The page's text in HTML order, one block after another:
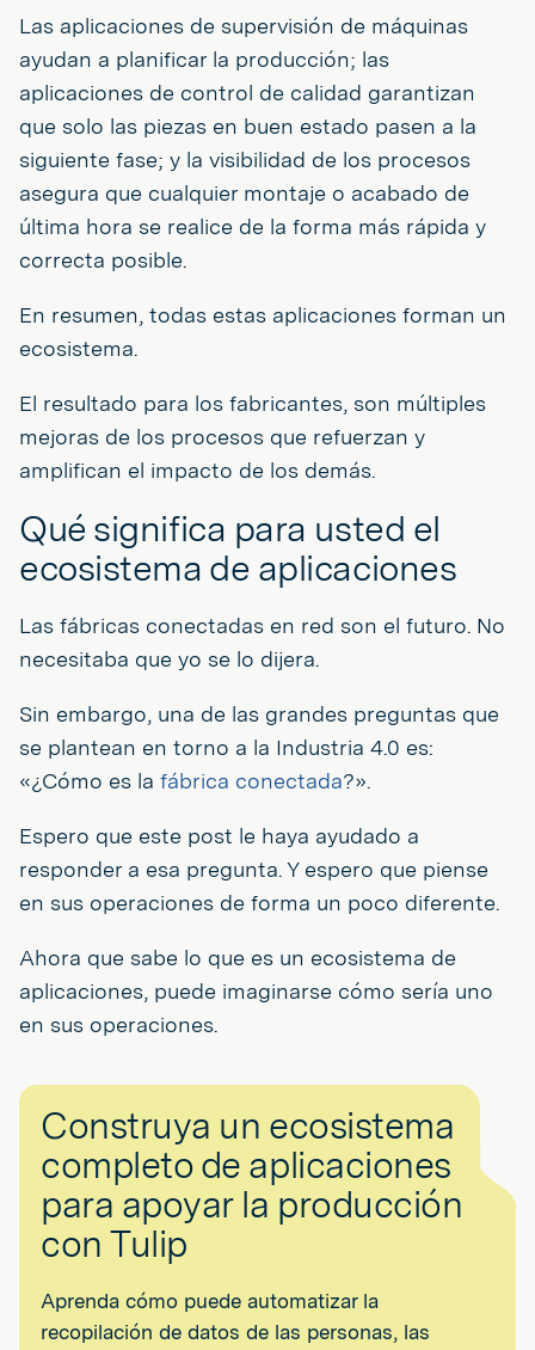
Las aplicaciones de supervisión de máquinas
ayudan a planificar la producción; las
aplicaciones de control de calidad garantizan
que solo las piezas en buen estado pasen a la
siguiente fase; y la visibilidad de los procesos
asegura que cualquier montaje o acabado de
última hora se realice de la forma más rápida y
correcta posible.
En resumen, todas estas aplicaciones forman un
ecosistema.
El resultado para los fabricantes, son múltiples
mejoras de los procesos que refuerzan y
amplifican el impacto de los demás.
Qué significa para usted el
ecosistema de aplicaciones
Las fábricas conectadas en red son el futuro. No
necesitaba que yo se lo dijera.
Sin embargo, una de las grandes preguntas que
se plantean en torno a la Industria 4.0 es:
«¿Cómo es la fábrica conectada?».
Espero que este post le haya ayudado a
responder a esa pregunta. Y espero que piense
en sus operaciones de forma un poco diferente.
Ahora que sabe lo que es un ecosistema de
aplicaciones, puede imaginarse cómo sería uno
en sus operaciones.
Construya un ecosistema
completo de aplicaciones
para apoyar la producción
con Tulip
Aprenda cómo puede automatizar la
recopilación de datos de las personas, las